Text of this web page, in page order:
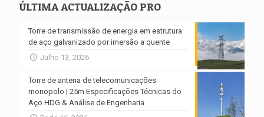
ÚLTIMA ACTUALIZAÇÃO PRO
Torre de transmissão de energia em estrutura
de aço galvanizado por imersão a quente
Julho 13, 2026
Torre de antena de telecomunicações
monopolo | 25m Especificações Técnicas do
Aço HDG & Análise de Engenharia